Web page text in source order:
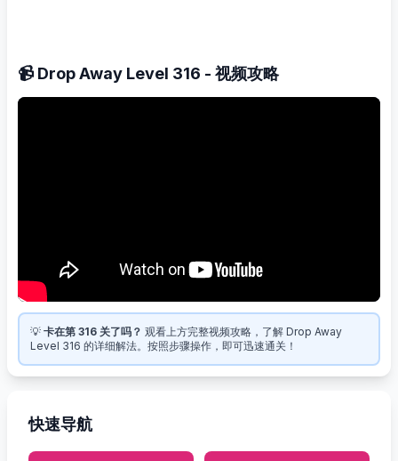
📹 Drop Away Level 316 - 视频攻略
💡 卡在第 316 关了吗？ 观看上方完整视频攻略，了解 Drop Away
Level 316 的详细解法。按照步骤操作，即可迅速通关！
快速导航